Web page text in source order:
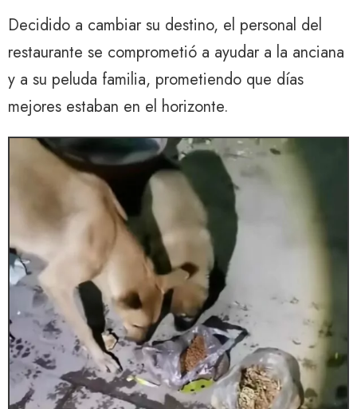
Decidido a cambiar su destino, el personal del
restaurante se comprometió a ayudar a la anciana
y a su peluda familia, prometiendo que días
mejores estaban en el horizonte.